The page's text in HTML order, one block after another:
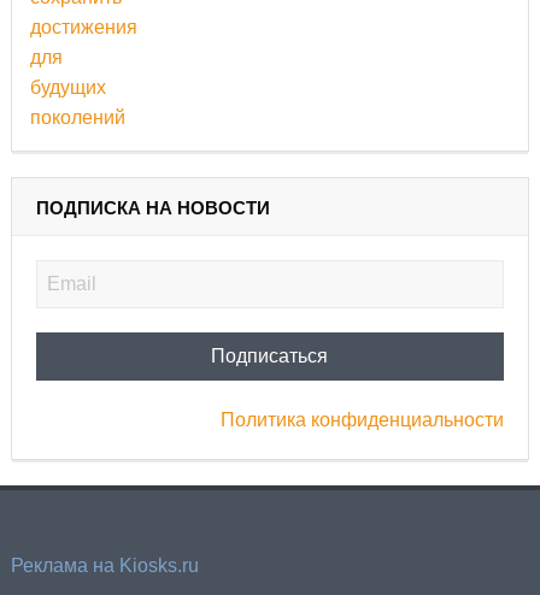
ПОДПИСКА НА НОВОСТИ
Политика конфиденциальности
Реклама на Kiosks.ru